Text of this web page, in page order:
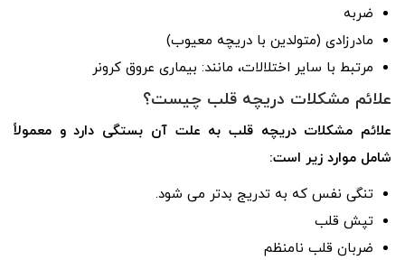
ضربه
مادرزادی (متولدین با دریچه معیوب)
مرتبط با سایر اختلالات، مانند: بیماری عروق کرونر
علائم مشکلات دریچه قلب چیست؟
علائم مشکلات دریچه قلب به علت آن بستگی دارد و معمولاً
شامل موارد زیر است:
تنگی نفس که به تدریج بدتر می شود.
تپش قلب
ضربان قلب نامنظم